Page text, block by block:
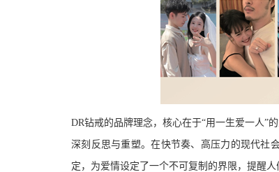
DR钻戒的品牌理念，核心在于“用一生爱一人”
深刻反思与重塑。在快节奏、高压力的现代社
定，为爱情设定了一个不可复制的界限，提醒人